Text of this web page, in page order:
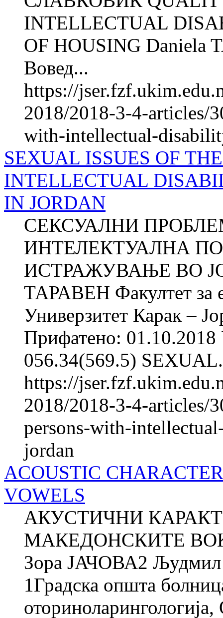
INTELLECTUAL
OF HOUSING Daniela
Вовед...
https://
2018/2018-3-4-articles/
with-intellectual-
SEXUAL ISSUES OF
INTELLECTUAL
IN JORDAN
СЕКСУАЛНИ
ИНТЕЛЕКТУАЛНА
ИСТРАЖУВАЊЕ ВО
ТАРАВЕН Факултет за
Универзитет Карак –
Прифатено:
056.34(569.5)
https://
2018/2018-3-4-articles/
persons-with-
jordan
ACOUSTIC
VOWELS
АКУСТИЧНИ
МАКЕДОНСКИТЕ
Зора ЈАЧОВА2
1Градска општа
оториноларингологија,